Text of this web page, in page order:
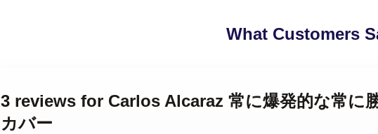
What Customers
3 reviews for Carlos Alcaraz 常に爆発的な常に
カバー